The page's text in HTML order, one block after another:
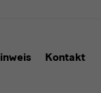
Kontakt